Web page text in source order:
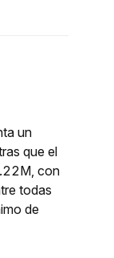
un
que el
con
todas
de